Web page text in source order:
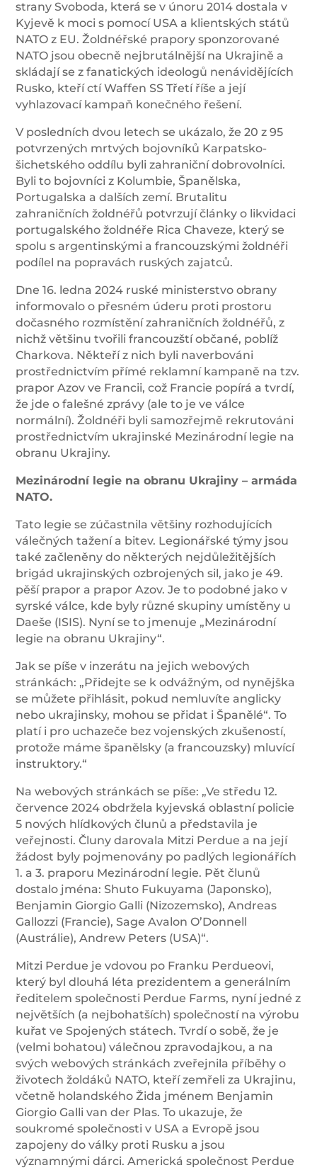
strany Svoboda, která se v únoru 2014 dostala v
Kyjevě k moci s pomocí USA a klientských států
NATO z EU. Žoldnéřské prapory sponzorované
NATO jsou obecně nejbrutálnější na Ukrajině a
skládají se z fanatických ideologů nenávidějících
Rusko, kteří ctí Waffen SS Třetí říše a její
vyhlazovací kampaň konečného řešení.
V posledních dvou letech se ukázalo, že 20 z 95
potvrzených mrtvých bojovníků Karpatsko-
šichetského oddílu byli zahraniční dobrovolníci.
Byli to bojovníci z Kolumbie, Španělska,
Portugalska a dalších zemí. Brutalitu
zahraničních žoldnéřů potvrzují články o likvidaci
portugalského žoldnéře Rica Chaveze, který se
spolu s argentinskými a francouzskými žoldnéři
podílel na popravách ruských zajatců.
Dne 16. ledna 2024 ruské ministerstvo obrany
informovalo o přesném úderu proti prostoru
dočasného rozmístění zahraničních žoldnéřů, z
nichž většinu tvořili francouzští občané, poblíž
Charkova. Někteří z nich byli naverbováni
prostřednictvím přímé reklamní kampaně na tzv.
prapor Azov ve Francii, což Francie popírá a tvrdí,
že jde o falešné zprávy (ale to je ve válce
normální). Žoldnéři byli samozřejmě rekrutováni
prostřednictvím ukrajinské Mezinárodní legie na
obranu Ukrajiny.
Mezinárodní legie na obranu Ukrajiny – armáda
NATO.
Tato legie se zúčastnila většiny rozhodujících
válečných tažení a bitev. Legionářské týmy jsou
také začleněny do některých nejdůležitějších
brigád ukrajinských ozbrojených sil, jako je 49.
pěší prapor a prapor Azov. Je to podobné jako v
syrské válce, kde byly různé skupiny umístěny u
Daeše (ISIS). Nyní se to jmenuje „Mezinárodní
legie na obranu Ukrajiny“.
Jak se píše v inzerátu na jejich webových
stránkách: „Přidejte se k odvážným, od nynějška
se můžete přihlásit, pokud nemluvíte anglicky
nebo ukrajinsky, mohou se přidat i Španělé“. To
platí i pro uchazeče bez vojenských zkušeností,
protože máme španělsky (a francouzsky) mluvící
instruktory.“
Na webových stránkách se píše: „Ve středu 12.
července 2024 obdržela kyjevská oblastní policie
5 nových hlídkových člunů a představila je
veřejnosti. Čluny darovala Mitzi Perdue a na její
žádost byly pojmenovány po padlých legionářích
1. a 3. praporu Mezinárodní legie. Pět člunů
dostalo jména: Shuto Fukuyama (Japonsko),
Benjamin Giorgio Galli (Nizozemsko), Andreas
Gallozzi (Francie), Sage Avalon O’Donnell
(Austrálie), Andrew Peters (USA)“.
Mitzi Perdue je vdovou po Franku Perdueovi,
který byl dlouhá léta prezidentem a generálním
ředitelem společnosti Perdue Farms, nyní jedné z
největších (a nejbohatších) společností na výrobu
kuřat ve Spojených státech. Tvrdí o sobě, že je
(velmi bohatou) válečnou zpravodajkou, a na
svých webových stránkách zveřejnila příběhy o
životech žoldáků NATO, kteří zemřeli za Ukrajinu,
včetně holandského Žida jménem Benjamin
Giorgio Galli van der Plas. To ukazuje, že
soukromé společnosti v USA a Evropě jsou
zapojeny do války proti Rusku a jsou
významnými dárci. Americká společnost Perdue